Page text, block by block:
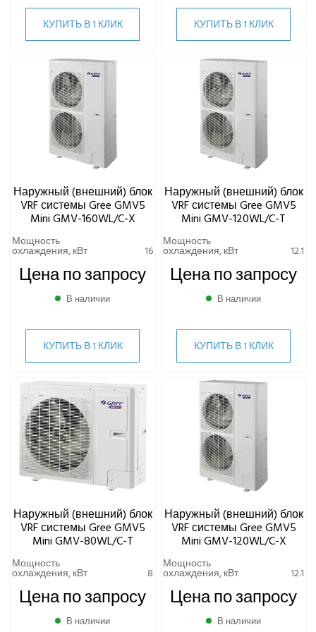
КОМПРЕССОРНО-КОНДЕНСАТОРНЫЕ БЛОКИ
КУПИТЬ В 1 КЛИК КУПИТЬ В 1 КЛИК
Наружный (внешний) блок
VRF системы Gree GMV5
Mini GMV-160WL/C-X
Мощность
охлаждения, кВт 16
Цена по запросу
В наличии
КУПИТЬ В 1 КЛИК
Наружный (внешний) блок
VRF системы Gree GMV5
Mini GMV-120WL/C-T
Мощность
охлаждения, кВт 12.1
Цена по запросу
В наличии
КУПИТЬ В 1 КЛИК
Наружный (внешний) блок
VRF системы Gree GMV5
Mini GMV-80WL/C-T
Мощность
охлаждения, кВт 8
Цена по запросу
В наличии
Наружный (внешний) блок
VRF системы Gree GMV5
Mini GMV-120WL/C-X
Мощность
охлаждения, кВт 12.1
Цена по запросу
В наличии